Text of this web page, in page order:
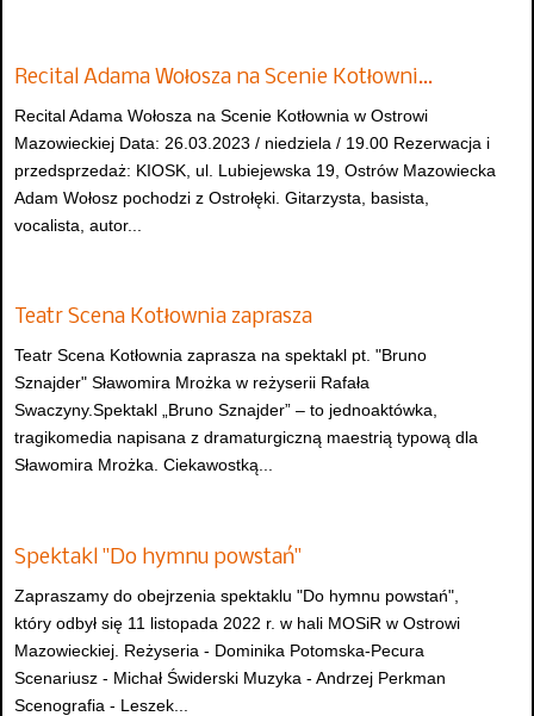
Recital Adama Wołosza na Scenie Kotłowni…
Recital Adama Wołosza na Scenie Kotłownia w Ostrowi
Mazowieckiej Data: 26.03.2023 / niedziela / 19.00 Rezerwacja i
przedsprzedaż: KIOSK, ul. Lubiejewska 19, Ostrów Mazowiecka
Adam Wołosz pochodzi z Ostrołęki. Gitarzysta, basista,
vocalista, autor...
Teatr Scena Kotłownia zaprasza
Teatr Scena Kotłownia zaprasza na spektakl pt. "Bruno
Sznajder" Sławomira Mrożka w reżyserii Rafała
Swaczyny.Spektakl „Bruno Sznajder” – to jednoaktówka,
tragikomedia napisana z dramaturgiczną maestrią typową dla
Sławomira Mrożka. Ciekawostką...
Spektakl "Do hymnu powstań"
Zapraszamy do obejrzenia spektaklu "Do hymnu powstań",
który odbył się 11 listopada 2022 r. w hali MOSiR w Ostrowi
Mazowieckiej. Reżyseria - Dominika Potomska-Pecura
Scenariusz - Michał Świderski Muzyka - Andrzej Perkman
Scenografia - Leszek...